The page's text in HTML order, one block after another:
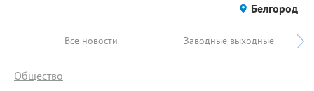
Белгород
Все новости Заводные выходные
Общество